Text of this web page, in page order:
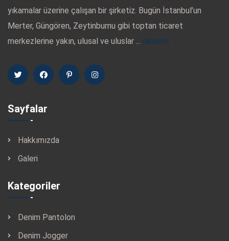
yıkamalar üzerine çalışan bir şirketiz. Bugün İstanbul’un
Merter, Güngören, Zeytinburnu gibi toptan ticaret
merkezlerine yakın, ulusal ve uluslar ... devamı
Sayfalar
Hakkımızda
Galeri
Kategoriler
Denim Pantolon
Denim Jogger